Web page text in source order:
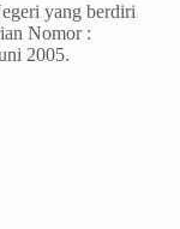
yang berdiri
Nomor :
2005.